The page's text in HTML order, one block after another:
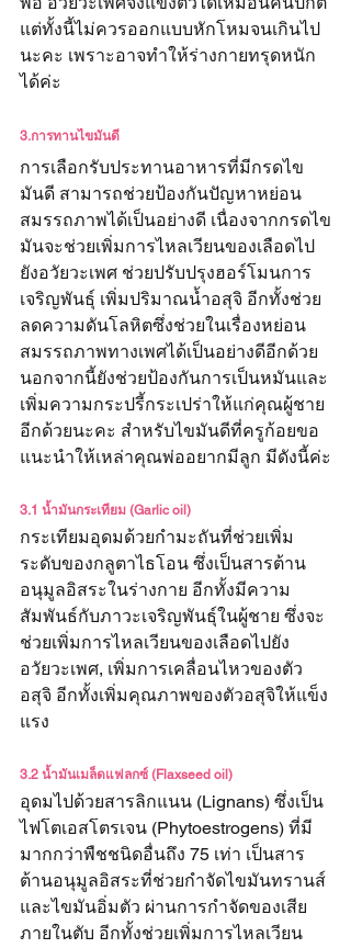
แต่ทั้งนี้ไม่ควรออกแบบหักโหมจนเกินไป
นะคะ เพราะอาจทำให้ร่างกายทรุดหนัก
ได้ค่ะ
3.การทานไขมันดี
การเลือกรับประทานอาหารที่มีกรดไข
มันดี สามารถช่วยป้องกันปัญหาหย่อน
สมรรถภาพได้เป็นอย่างดี เนื่องจากกรดไข
มันจะช่วยเพิ่มการไหลเวียนของเลือดไป
ยังอวัยวะเพศ ช่วยปรับปรุงฮอร์โมนการ
เจริญพันธุ์ เพิ่มปริมาณน้ำอสุจิ อีกทั้งช่วย
ลดความดันโลหิตซึ่งช่วยในเรื่องหย่อน
สมรรถภาพทางเพศได้เป็นอย่างดีอีกด้วย
นอกจากนี้ยังช่วยป้องกันการเป็นหมันและ
เพิ่มความกระปรี้กระเปร่าให้แก่คุณผู้ชาย
อีกด้วยนะคะ สำหรับไขมันดีที่ครูก้อยขอ
แนะนำให้เหล่าคุณพ่ออยากมีลูก มีดังนี้ค่ะ
3.1 น้ำมันกระเทียม (Garlic oil)
กระเทียมอุดมด้วยกำมะถันที่ช่วยเพิ่ม
ระดับของกลูตาไธโอน ซึ่งเป็นสารต้าน
อนุมูลอิสระในร่างกาย อีกทั้งมีความ
สัมพันธ์กับภาวะเจริญพันธุ์ในผู้ชาย ซึ่งจะ
ช่วยเพิ่มการไหลเวียนของเลือดไปยัง
อวัยวะเพศ, เพิ่มการเคลื่อนไหวของตัว
อสุจิ อีกทั้งเพิ่มคุณภาพของตัวอสุจิให้แข็ง
แรง
3.2 น้ำมันเมล็ดแฟลกซ์ (Flaxseed oil)
อุดมไปด้วยสารลิกแนน (Lignans) ซึ่งเป็น
ไฟโตเอสโตรเจน (Phytoestrogens) ที่มี
มากกว่าพืชชนิดอื่นถึง 75 เท่า เป็นสาร
ต้านอนุมูลอิสระที่ช่วยกำจัดไขมันทรานส์
และไขมันอิ่มตัว ผ่านการกำจัดของเสีย
ภายในตับ อีกทั้งช่วยเพิ่มการไหลเวียน